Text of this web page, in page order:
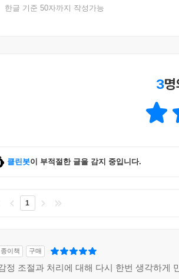
덕성여대 문화인류학과 김관욱 교수가, 이
족들과 생존자들은 평생 슬픔과 분노, 무력
는 것이 존재한다는 듯, 또한 그것에 애도의
는 일상이 강요되기도 한다. 실제로 많은
, 광화문, 팽목항, 목포 등 현장을 앞장서 찾
했으며 국가는 반대자의 싸움을 원천봉쇄
한 정동’이라고 진단한다. 그렇다면, 무관
에 고통받는 존재가 있다. 나는 무엇을 할
한글 기준 50자까지 작성가능
3
클린봇이 부적절한 글을 감지 중입니다.
1
종이책 구매
정 조절과 처리에 대해 다시 한번 생각하게